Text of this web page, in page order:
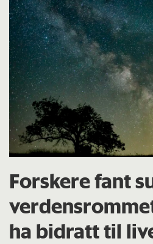
Forskere fant
ha bidratt til